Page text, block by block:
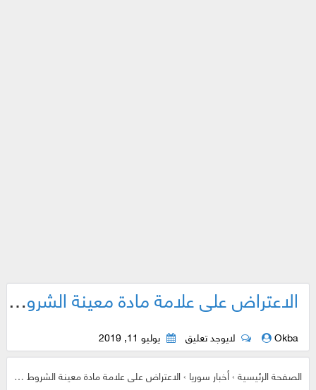
الاعتراض على علامة مادة معينة الشروط والتفاصيل والتكلفة..
Okba لايوجد تعليق يوليو 11, 2019
الصفحة الرئيسية›أخبار سوريا›الاعتراض على علامة مادة معينة الشروط والتفاصيل والتكلفة..